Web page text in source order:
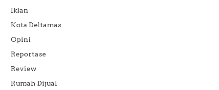
Iklan
Kota Deltamas
Opini
Reportase
Review
Rumah Dijual